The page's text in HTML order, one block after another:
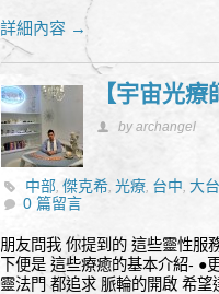
詳細內容 →
【宇宙光
by archangel
中部,傑克希,光療, 台中,大
量療癒,宇宙光頻大使療癒
0 篇留言
朋友問我 你提到的 這些靈性服
下便是 這些療癒的基本介紹- ●
靈法門 都追求 脈輪的開啟 希